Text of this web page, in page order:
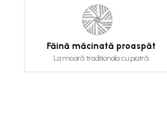
Făină măcinată proaspăt
La moară traditionala cu piatră